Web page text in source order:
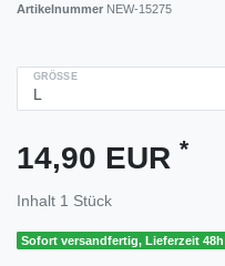
Artikelnummer NEW-15275
GRÖSSE
14,90 EUR *
Inhalt 1 Stück
Sofort versandfertig, Lieferzeit 48h